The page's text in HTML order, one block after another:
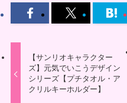
【サンリオキャラクター
ズ】元気でいこうデザイン
シリーズ【プチタオル・ア
クリルキーホルダー】